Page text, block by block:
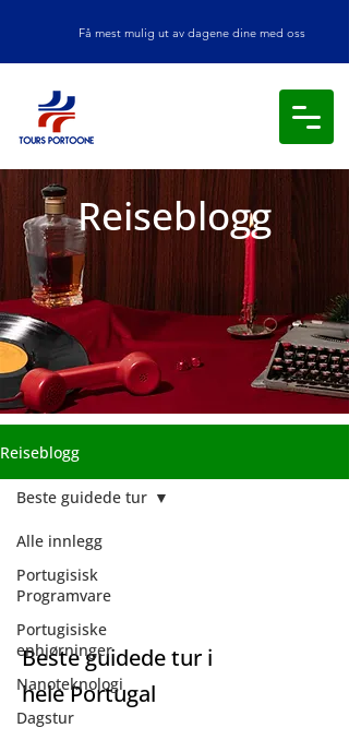
Få mest mulig ut av dagene dine med oss
Reiseblogg
Reiseblogg
Alle innlegg
Portugisisk
Programvare
Portugisiske
enhjørninger
Nanoteknologi
Dagstur
Beste guidede tur
Beste guidede
tur
Beste guidede tur i
hele Portugal